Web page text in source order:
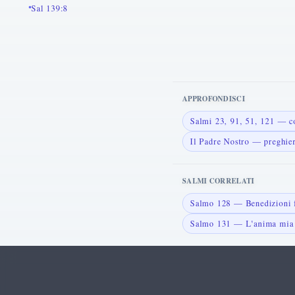
Sal 139:8
APPROFONDISCI
Salmi 23, 91, 51, 121 —
Il Padre Nostro —
SALMI CORRELATI
Salmo 128 —
Salmo 131 — L'anima